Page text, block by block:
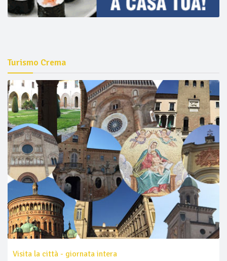
Turismo Crema
Visita la città - giornata intera